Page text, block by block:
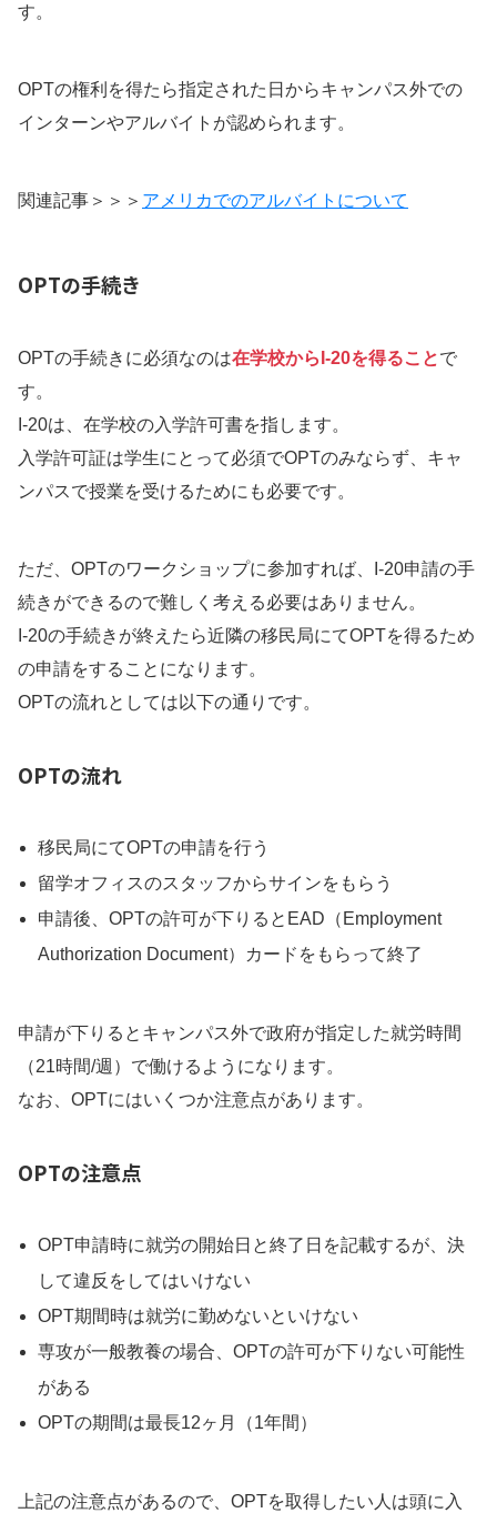
す。
OPTの権利を得たら指定された日からキャンパス外での
インターンやアルバイトが認められます。
関連記事＞＞＞ アメリカでのアルバイトについて
OPTの手続き
OPTの手続きに必須なのは在学校からI-20を得ることで
す。
I-20は、在学校の入学許可書を指します。
入学許可証は学生にとって必須でOPTのみならず、キャ
ンパスで授業を受けるためにも必要です。
ただ、OPTのワークショップに参加すれば、I-20申請の手
続きができるので難しく考える必要はありません。
I-20の手続きが終えたら近隣の移民局にてOPTを得るため
の申請をすることになります。
OPTの流れとしては以下の通りです。
OPTの流れ
移民局にてOPTの申請を行う
留学オフィスのスタッフからサインをもらう
申請後、OPTの許可が下りるとEAD（Employment
Authorization Document）カードをもらって終了
申請が下りるとキャンパス外で政府が指定した就労時間
（21時間/週）で働けるようになります。
なお、OPTにはいくつか注意点があります。
OPTの注意点
OPT申請時に就労の開始日と終了日を記載するが、決
して違反をしてはいけない
OPT期間時は就労に勤めないといけない
専攻が一般教養の場合、OPTの許可が下りない可能性
がある
OPTの期間は最長12ヶ月（1年間）
上記の注意点があるので、OPTを取得したい人は頭に入